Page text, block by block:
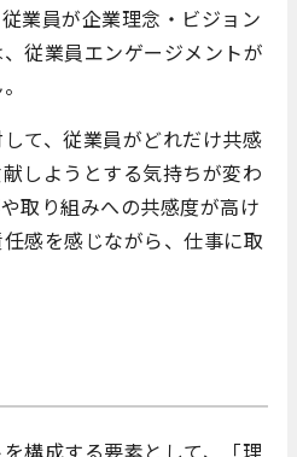
業員が企業理念・ビジョン
従業員エンゲージメントが
て、従業員がどれだけ共感
しようとする気持ちが変わ
取り組みへの共感度が高け
感を感じながら、仕事に取